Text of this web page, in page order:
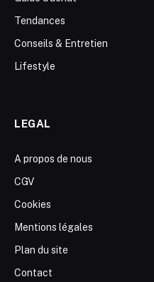
Tendances
Conseils & Entretien
Lifestyle
LEGAL
A propos de nous
CGV
Cookies
Mentions légales
Plan du site
Contact